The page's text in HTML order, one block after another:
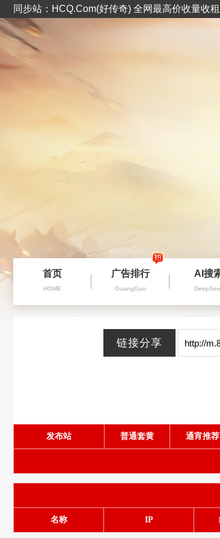
同步站：HCQ.Com(好传奇) 全网最高价收量收
首页
HOME
广告排行
GuangGao
AI搜
发布站 普通套黄 通宵推荐
名称 IP